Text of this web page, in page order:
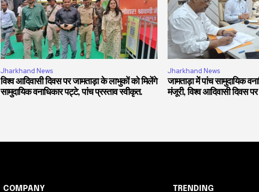
Jharkhand News
विश्व आदिवासी दिवस पर जामताड़ा के लाभुकों को मिलेंगे
सामुदायिक वनाधिकार पट्टे, पांच प्रस्ताव स्वीकृत.
Jharkhand News
जामताड़ा में पांच सामुदायिक
मंजूरी, विश्व आदिवासी दिवस पर
COMPANY TRENDING